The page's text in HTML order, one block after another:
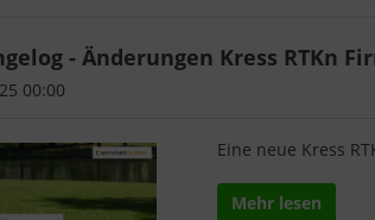
- Änderungen Kress RTKn
00:00
Eine neue Kress
Mehr lesen